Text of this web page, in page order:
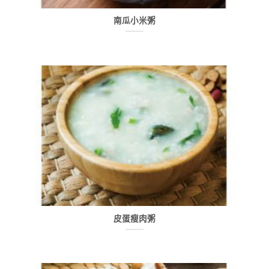
南瓜小米粥
皮蛋瘦肉粥